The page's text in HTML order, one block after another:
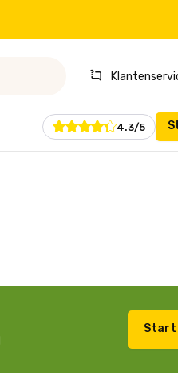
4.3/5
Start